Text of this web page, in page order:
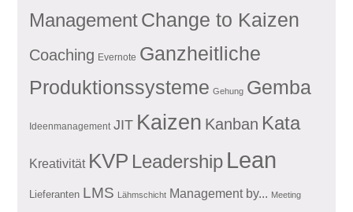
ManagementChange to Kaizen
Coaching Evernote Ganzheitliche
Produktionssysteme Gehung Gemba
Ideenmanagement JIT Kaizen Kanban Kata
Kreativität KVP Leadership Lean
Lieferanten LMS Lähmschicht Management by... Meeting